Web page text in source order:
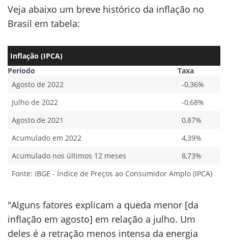
Veja abaixo um breve histórico da inflação no
Brasil em tabela:
Inflação (IPCA)
Período
Taxa
Agosto de 2022
-0,36%
Julho de 2022
-0,68%
Agosto de 2021
0,87%
Acumulado em 2022
4,39%
Acumulado nos últimos 12 meses
8,73%
Fonte: IBGE - Índice de Preços ao Consumidor Amplo (IPCA)
"Alguns fatores explicam a queda menor [da
inflação em agosto] em relação a julho. Um
deles é a retração menos intensa da energia